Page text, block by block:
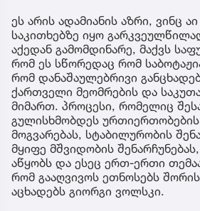
ეს არის ადამიანის აზრი, ვინც
საკითხებზე იყო
აქედან გამომდინარე, მაქვს
რომ ეს სწორედაც რომ
რომ დანაშაულებრივი
ქართველი მეომრების და
მიმართ. პროცესი, რომელიც
გულისხმობდეს
მოგვარებას, სტაბილურობის
მყიფე მშვიდობის
აწყობს და ესეც ერთ-ერთი
რომ გააღვივოს ეთნოსებს
აცხადებს გიორგი ვოლსკი.